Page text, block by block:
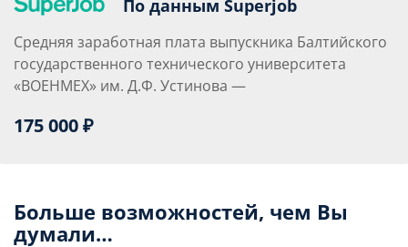
По данным Superjob
Средняя заработная плата выпускника Балтийского
государственного технического университета
«ВОЕНМЕХ» им. Д.Ф. Устинова —
175 000 ₽
Больше возможностей, чем Вы
думали…